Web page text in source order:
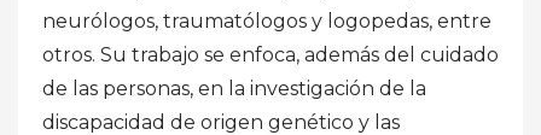
neurólogos, traumatólogos y logopedas, entre
otros. Su trabajo se enfoca, además del cuidado
de las personas, en la investigación de la
discapacidad de origen genético y las